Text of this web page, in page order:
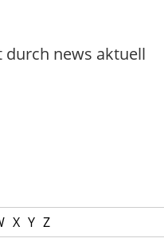
durch news aktuell
X Y Z